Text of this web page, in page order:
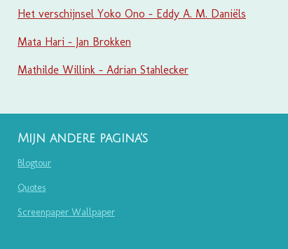
Het verschijnsel Yoko Ono - Eddy A. M. Daniëls
Mata Hari - Jan Brokken
Mathilde Willink - Adrian Stahlecker
Mijn andere pagina's
Blogtour
Quotes
Screenpaper Wallpaper